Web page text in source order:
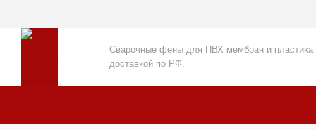
Сварочные фены для ПВХ мембран и пластика
доставкой по РФ.